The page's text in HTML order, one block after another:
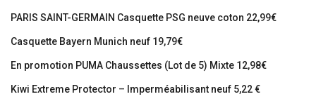
PARIS SAINT-GERMAIN Casquette PSG neuve coton 22,99€
Casquette Bayern Munich neuf 19,79€
En promotion PUMA Chaussettes (Lot de 5) Mixte 12,98€
Kiwi Extreme Protector – Imperméabilisant neuf 5,22 €